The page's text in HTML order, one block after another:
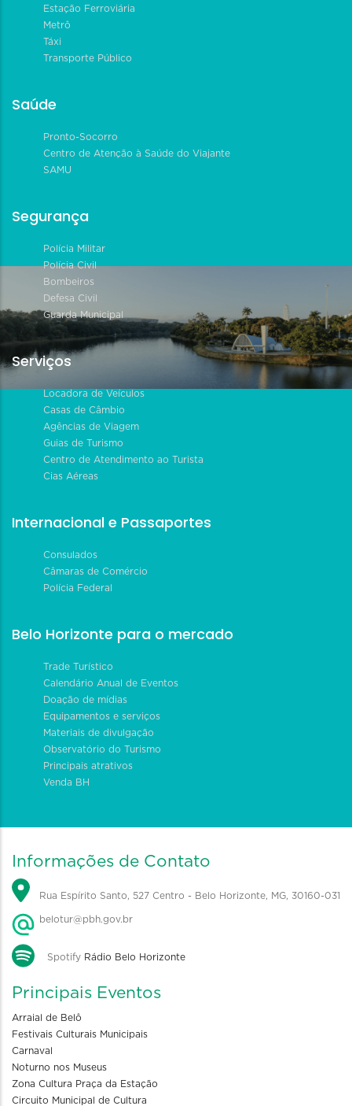
Estação Ferroviária
Metrô
Táxi
Transporte Público
Saúde
Pronto-Socorro
Centro de Atenção à Saúde do Viajante
SAMU
Segurança
Polícia Militar
Polícia Civil
Bombeiros
Defesa Civil
Guarda Municipal
Serviços
Locadora de Veículos
Casas de Câmbio
Agências de Viagem
Guias de Turismo
Centro de Atendimento ao Turista
Cias Aéreas
Internacional e Passaportes
Consulados
Câmaras de Comércio
Polícia Federal
Belo Horizonte para o mercado
Trade Turístico
Calendário Anual de Eventos
Doação de mídias
Equipamentos e serviços
Materiais de divulgação
Observatório do Turismo
Principais atrativos
Venda BH
Informações de Contato
Rua Espírito Santo, 527 Centro - Belo Horizonte, MG, 30160-031
belotur@pbh.gov.br
Spotify Rádio Belo Horizonte
Principais Eventos
Arraial de Belô
Festivais Culturais Municipais
Carnaval
Noturno nos Museus
Zona Cultura Praça da Estação
Circuito Municipal de Cultura